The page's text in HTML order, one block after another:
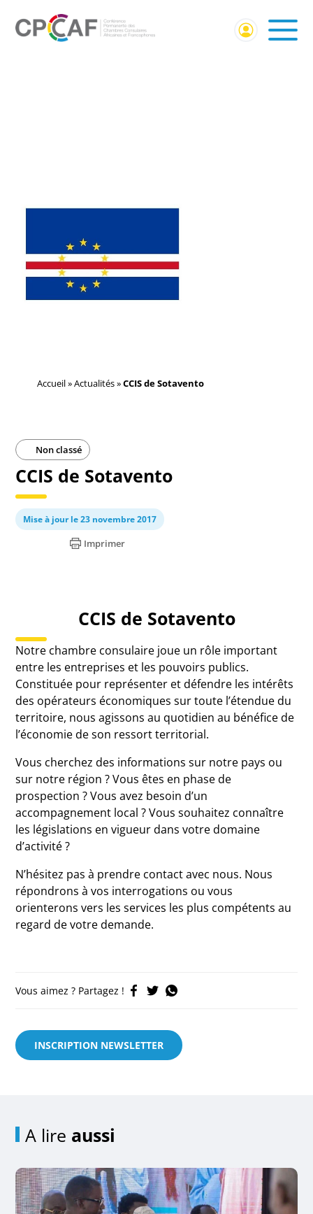
Accueil»Actualités»CCIS de Sotavento
Non classé
CCIS de Sotavento
Mise à jour le 23 novembre 2017
Imprimer
CCIS de Sotavento
Notre chambre consulaire joue un rôle important
entre les entreprises et les pouvoirs publics.
Constituée pour représenter et défendre les intérêts
des opérateurs économiques sur toute l’étendue du
territoire, nous agissons au quotidien au bénéfice de
l’économie de son ressort territorial.
Vous cherchez des informations sur notre pays ou
sur notre région ? Vous êtes en phase de
prospection ? Vous avez besoin d’un
accompagnement local ? Vous souhaitez connaître
les législations en vigueur dans votre domaine
d’activité ?
N’hésitez pas à prendre contact avec nous. Nous
répondrons à vos interrogations ou vous
orienterons vers les services les plus compétents au
regard de votre demande.
Vous aimez ? Partagez !
INSCRIPTION NEWSLETTER
A lire aussi